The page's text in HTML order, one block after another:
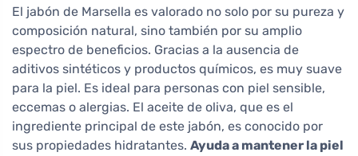
El jabón de Marsella es valorado no solo por su pureza y
composición natural, sino también por su amplio
espectro de beneficios. Gracias a la ausencia de
aditivos sintéticos y productos químicos, es muy suave
para la piel. Es ideal para personas con piel sensible,
eccemas o alergias. El aceite de oliva, que es el
ingrediente principal de este jabón, es conocido por
sus propiedades hidratantes. Ayuda a mantener la piel